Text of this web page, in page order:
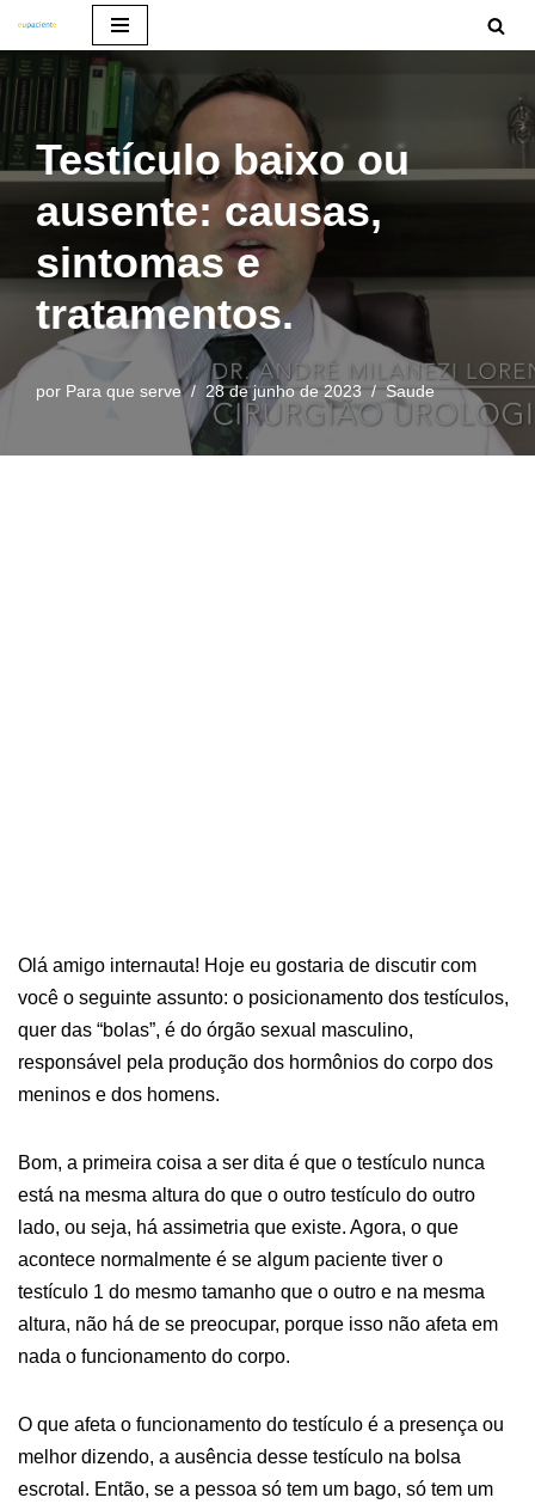
Pular
para
o
conteúdo
Testículo baixo ou
ausente: causas,
sintomas e
tratamentos.
por Para que serve 28 de junho de 2023 Saude
Olá amigo internauta! Hoje eu gostaria de discutir com
você o seguinte assunto: o posicionamento dos testículos,
quer das “bolas”, é do órgão sexual masculino,
responsável pela produção dos hormônios do corpo dos
meninos e dos homens.
Bom, a primeira coisa a ser dita é que o testículo nunca
está na mesma altura do que o outro testículo do outro
lado, ou seja, há assimetria que existe. Agora, o que
acontece normalmente é se algum paciente tiver o
testículo 1 do mesmo tamanho que o outro e na mesma
altura, não há de se preocupar, porque isso não afeta em
nada o funcionamento do corpo.
O que afeta o funcionamento do testículo é a presença ou
melhor dizendo, a ausência desse testículo na bolsa
escrotal. Então, se a pessoa só tem um bago, só tem um